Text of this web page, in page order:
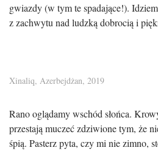
gwiazdy (w tym te spadające!).
z zachwytu nad ludzką dobrocią i
Xinaliq, Azerbejdżan, 2019
Rano oglądamy wschód słońca.
przestają muczeć zdziwione tym, że
śpią. Pasterz pyta, czy mi nie zimno,